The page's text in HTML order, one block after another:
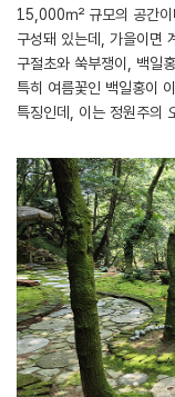
15,000㎡ 규모의 공간이
구성돼 있는데, 가을이면
구절초와 쑥부쟁이, 백일
특히 여름꽃인 백일홍이
특징인데, 이는 정원주의